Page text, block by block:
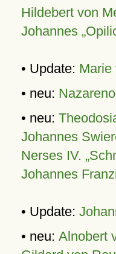
Hildebert von
Johannes
• Update: Marie
• neu:
• neu:
Johannes
Nerses IV.
Johannes
• Update:
• neu: Alnobert